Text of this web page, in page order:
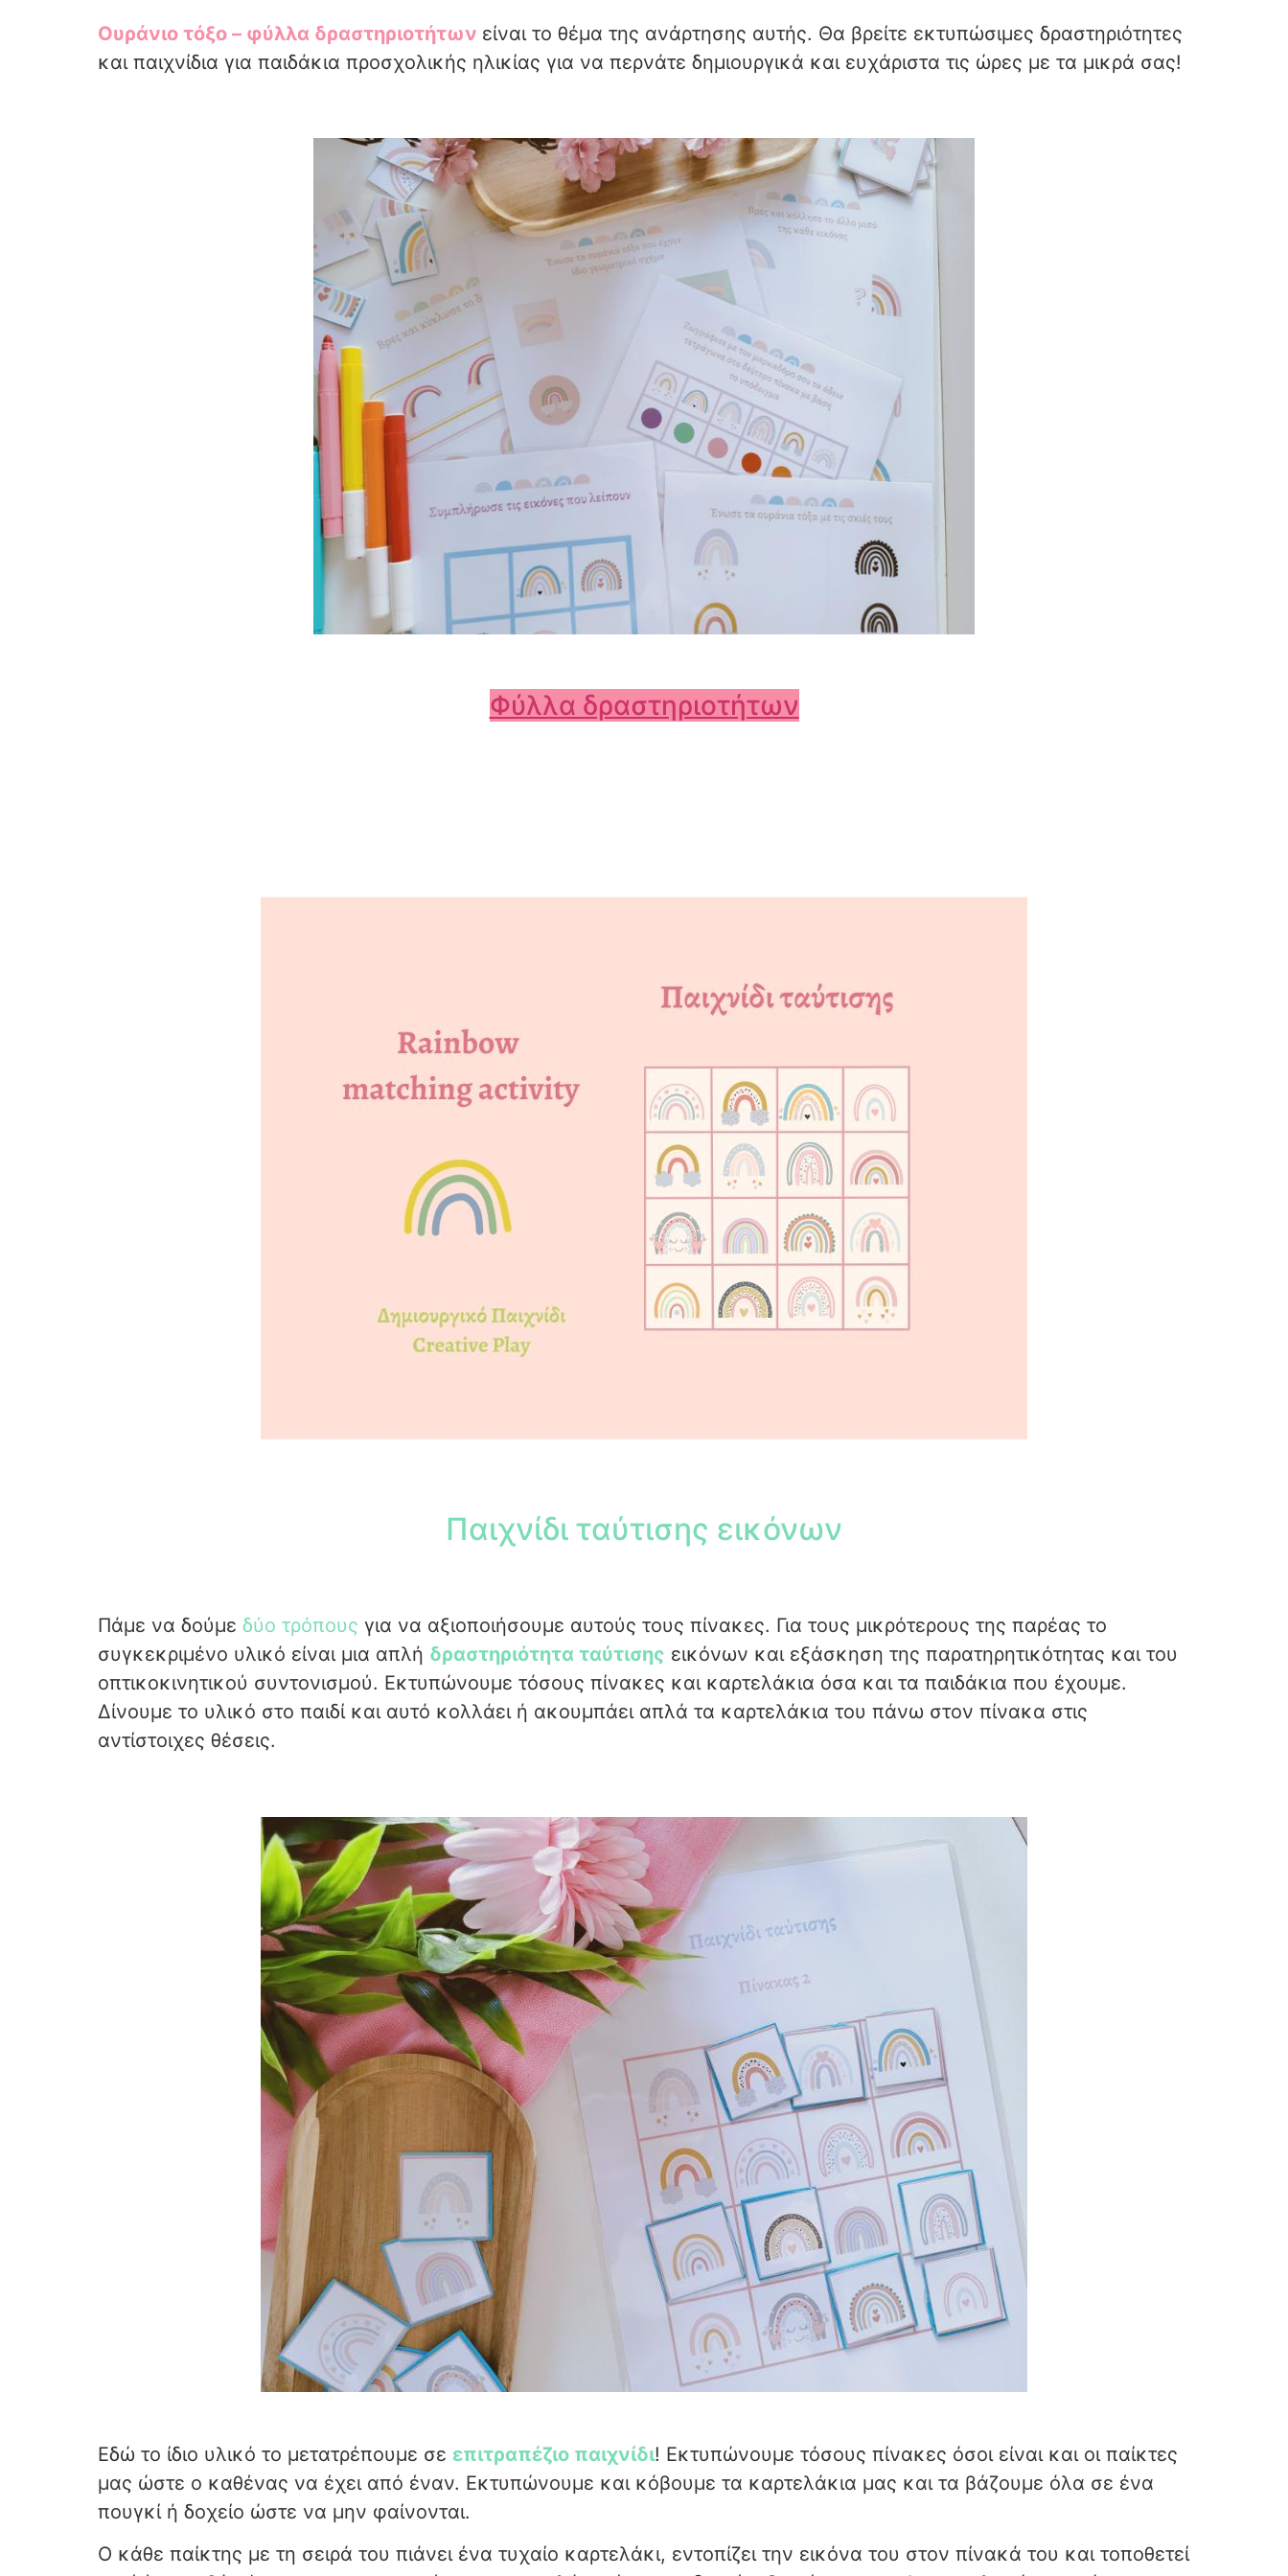
Ουράνιο τόξο – φύλλα δραστηριοτήτων είναι το θέμα της ανάρτησης αυτής. Θα βρείτε εκτυπώσιμες δραστηριότητες
και παιχνίδια για παιδάκια προσχολικής ηλικίας για να περνάτε δημιουργικά και ευχάριστα τις ώρες με τα μικρά σας!
Φύλλα δραστηριοτήτων
Παιχνίδι ταύτισης εικόνων
Πάμε να δούμε δύο τρόπους για να αξιοποιήσουμε αυτούς τους πίνακες. Για τους μικρότερους της παρέας το
συγκεκριμένο υλικό είναι μια απλή δραστηριότητα ταύτισης εικόνων και εξάσκηση της παρατηρητικότητας και του
οπτικοκινητικού συντονισμού. Εκτυπώνουμε τόσους πίνακες και καρτελάκια όσα και τα παιδάκια που έχουμε.
Δίνουμε το υλικό στο παιδί και αυτό κολλάει ή ακουμπάει απλά τα καρτελάκια του πάνω στον πίνακα στις
αντίστοιχες θέσεις.
Εδώ το ίδιο υλικό το μετατρέπουμε σε επιτραπέζιο παιχνίδι! Εκτυπώνουμε τόσους πίνακες όσοι είναι και οι παίκτες
μας ώστε ο καθένας να έχει από έναν. Εκτυπώνουμε και κόβουμε τα καρτελάκια μας και τα βάζουμε όλα σε ένα
πουγκί ή δοχείο ώστε να μην φαίνονται.
Ο κάθε παίκτης με τη σειρά του πιάνει ένα τυχαίο καρτελάκι, εντοπίζει την εικόνα του στον πίνακά του και τοποθετεί